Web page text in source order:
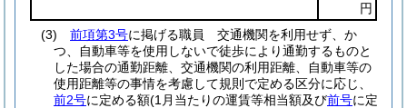
円
(3)
前項第3号に掲げる職員 交通機関を利用せず、か
つ、自動車等を使用しないで徒歩により通勤するものと
した場合の通勤距離、交通機関の利用距離、自動車等の
使用距離等の事情を考慮して規則で定める区分に応じ、
前2号に定める額(1月当たりの運賃等相当額及び前号に定